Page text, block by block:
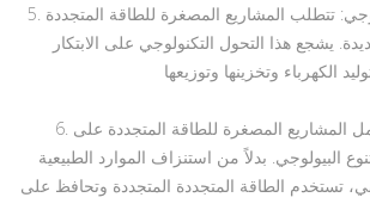
5. تشجيع الابتكار التكنولوجي: تتطلب المشاريع المصغرة للطاقة المتجددة
يشجع هذا التحول التكنولوجي على الابتكار
6. الحفاظ على البيئة: تعمل المشاريع المصغرة للطاقة المتجددة على
البيولوجي. بدلاً من استنزاف الموارد الطبيعية
تستخدم الطاقة المتجددة المتجددة وتحافظ على